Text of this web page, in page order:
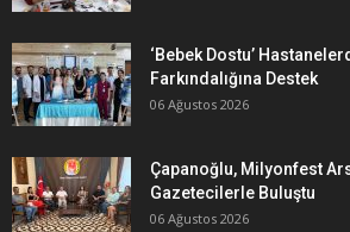
‘Bebek Dostu’
Farkındalığına Destek
06 Ağustos 2026
Çapanoğlu, Milyonfest
Gazetecilerle Buluştu
06 Ağustos 2026